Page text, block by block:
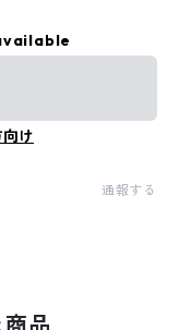
け
通報する
品